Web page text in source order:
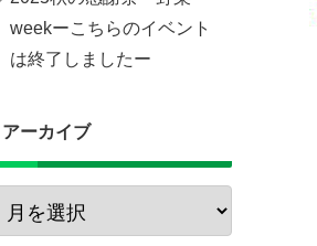
weekーこちらのイベント
は終了しましたー
アーカイブ